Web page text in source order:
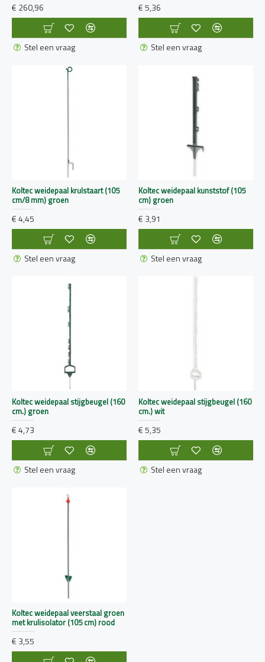
€ 260,96
Stel een vraag
€ 5,36
Stel een vraag
Koltec weidepaal krulstaart (105
cm/8 mm) groen
€ 4,45
Stel een vraag
Koltec weidepaal kunststof (105
cm) groen
€ 3,91
Stel een vraag
Koltec weidepaal stijgbeugel (160
cm.) groen
€ 4,73
Stel een vraag
Koltec weidepaal stijgbeugel (160
cm.) wit
€ 5,35
Stel een vraag
Koltec weidepaal veerstaal groen
met krulisolator (105 cm) rood
€ 3,55